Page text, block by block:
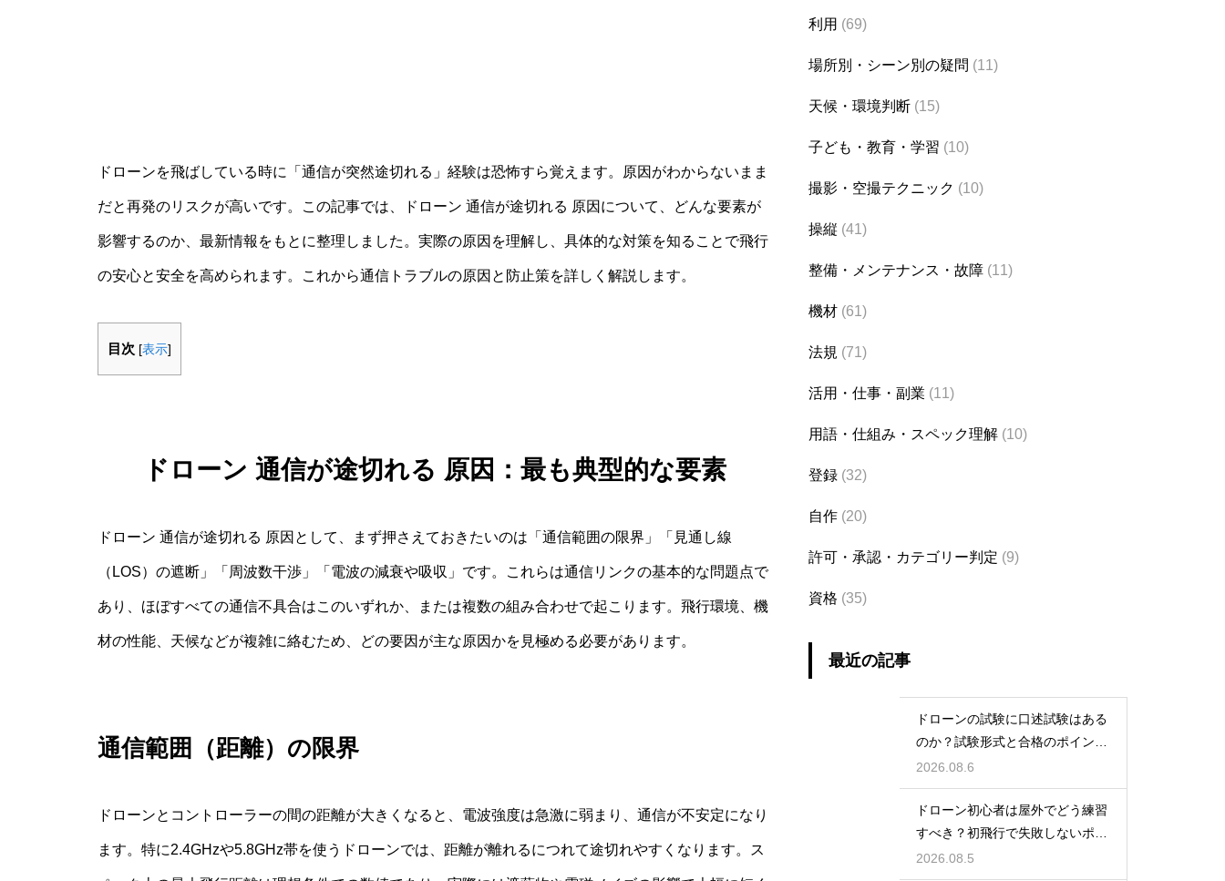
ドローンを飛ばしている時に「通信が突然途切れる」経験は恐怖すら覚えます。原因がわからないまま
だと再発のリスクが高いです。この記事では、ドローン 通信が途切れる 原因について、どんな要素が
影響するのか、最新情報をもとに整理しました。実際の原因を理解し、具体的な対策を知ることで飛行
の安心と安全を高められます。これから通信トラブルの原因と防止策を詳しく解説します。
目次 [表示]
ドローン 通信が途切れる 原因：最も典型的な要素
ドローン 通信が途切れる 原因として、まず押さえておきたいのは「通信範囲の限界」「見通し線
（LOS）の遮断」「周波数干渉」「電波の減衰や吸収」です。これらは通信リンクの基本的な問題点で
あり、ほぼすべての通信不具合はこのいずれか、または複数の組み合わせで起こります。飛行環境、機
材の性能、天候などが複雑に絡むため、どの要因が主な原因かを見極める必要があります。
通信範囲（距離）の限界
ドローンとコントローラーの間の距離が大きくなると、電波強度は急激に弱まり、通信が不安定になり
ます。特に2.4GHzや5.8GHz帯を使うドローンでは、距離が離れるにつれて途切れやすくなります。ス
利用 (69)
場所別・シーン別の疑問 (11)
天候・環境判断 (15)
子ども・教育・学習 (10)
撮影・空撮テクニック (10)
操縦 (41)
整備・メンテナンス・故障 (11)
機材 (61)
法規 (71)
活用・仕事・副業 (11)
用語・仕組み・スペック理解 (10)
登録 (32)
自作 (20)
許可・承認・カテゴリー判定 (9)
資格 (35)
最近の記事
ドローンの試験に口述試験はある
のか？試験形式と合格のポイント
を解説
2026.08.6
ドローン初心者は屋外でどう練習
すべき？初飛行で失敗しないポイ
ント
2026.08.5